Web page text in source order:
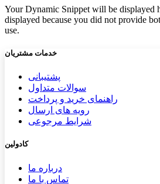
Your Dynamic Snippet will be displayed
displayed because you did not provide
use.
خدمات مشتریان
پشتیب​​انی
سوالات متداول
راهنمای خرید و پرداخت
رویه های ارسال
شرایط مرجوعی
کادولین
درباره ما
تماس با ما